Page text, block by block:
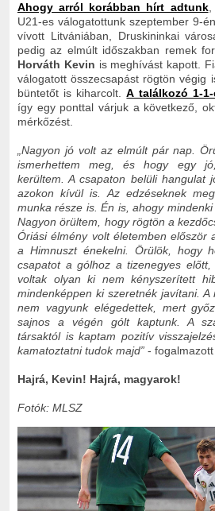
Ahogy arról korábban hírt adtunk,
U21-es válogatottunk szeptember 9-
vívott Litvániában, Druskininkai
pedig az elmúlt időszakban remek
Horváth Kevin is meghívást kapott.
válogatott összecsapást rögtön végig
büntetőt is kiharcolt.A találkozó 1-
így egy ponttal várjuk a következő,
mérkőzést.
„Nagyon jó volt az elmúlt pár nap.
ismerhettem meg, és hogy egy
kerültem. A csapaton belüli hangulat
azokon kívül is. Az edzéseknek
munka része is. Én is, ahogy
Nagyon örültem, hogy rögtön a
Óriási élmény volt életemben először
a Himnuszt énekelni. Örülök, hogy
csapatot a gólhoz a tizenegyes
voltak olyan ki nem kényszerített
mindenképpen ki szeretnék javítani. A
nem vagyunk elégedettek, mert
sajnos a végén gólt kaptunk. A
társaktól is kaptam pozitív
kamatoztatni tudok majd” -
Hajrá, Kevin! Hajrá, magyarok!
Fotók: MLSZ